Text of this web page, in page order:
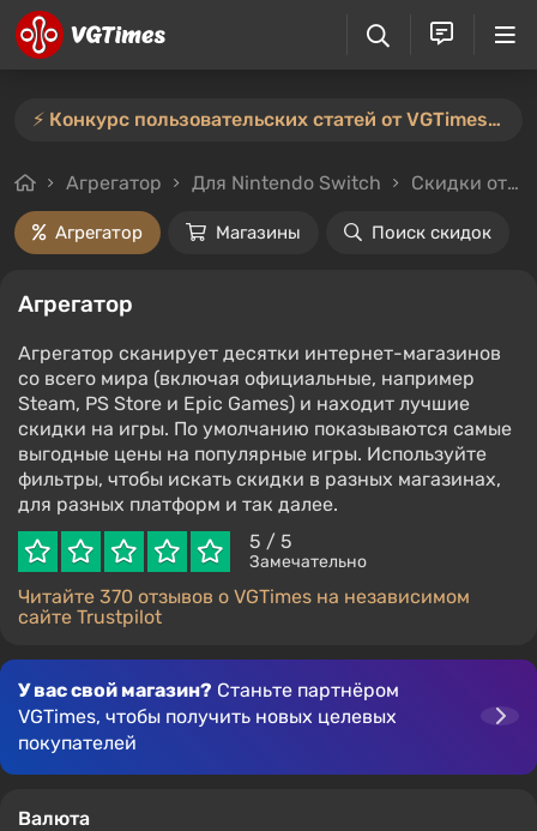
⚡️ Конкурс пользовательских статей от VGTimes продлён — участвуйте тут ⚡️
Агрегатор Для Nintendo Switch Скидки от 90%
Агрегатор Магазины Поиск скидок
Агрегатор
Агрегатор сканирует десятки интернет-магазинов
со всего мира (включая официальные, например
Steam, PS Store и Epic Games) и находит лучшие
скидки на игры. По умолчанию показываются самые
выгодные цены на популярные игры. Используйте
фильтры, чтобы искать скидки в разных магазинах,
для разных платформ и так далее.
5 / 5
Замечательно
Читайте 370 отзывов о VGTimes на независимом
сайте Trustpilot
У вас свой магазин? Станьте партнёром
VGTimes, чтобы получить новых целевых
покупателей
Валюта